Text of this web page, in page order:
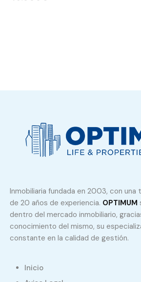
Inmobiliaria fundada en 2003, con una
de 20 años de experiencia. OPTIMUM
dentro del mercado inmobiliario,
conocimiento del mismo, su
constante en la calidad de gestión.
Inicio